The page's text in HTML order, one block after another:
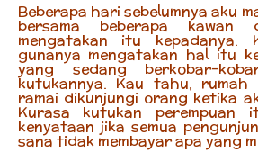
Beberapa hari sebelumnya aku
bersama beberapa
mengatakan itu kepadanya.
gunanya mengatakan hal itu
yang sedang berkobar-
kutukannya. Kau tahu, rumah
ramai dikunjungi orang ketika
Kurasa kutukan perempuan
kenyataan jika semua
sana tidak membayar apa yang